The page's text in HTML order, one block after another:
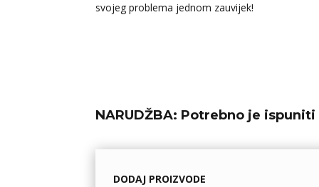
svojeg problema jednom zauvijek!
NARUDŽBA: Potrebno je ispuniti
DODAJ PROIZVODE